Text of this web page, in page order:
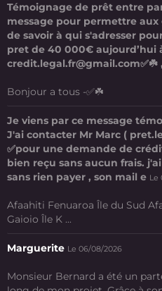
Témoignage de prêt entre
message pour permettre
de savoir à qui s'adresser
pret de 40 000€ aujourd’hui
credit.legal.fr@gmail.com✅☘️
Bonjour a tous -✅☘️
Je viens par ce message
J'ai contacter Mr Marc (
✅pour une demande de
bien reçu sans aucun frais.
sans rien payer , son mail e Le
Afaahiti Fenuaroa Île du Sud
Gaioio Île K ...
Marguerite Le 06/08/2026
Monsieur Bernard a été un